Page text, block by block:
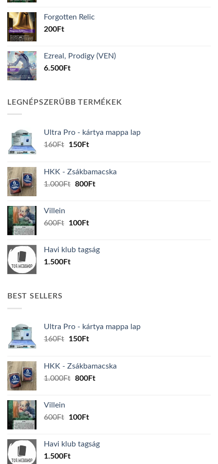
200Ft.16Ft.
Forgotten Relic
200Ft
Ezreal, Prodigy (VEN)
6.500Ft
LEGNÉPSZERŰBB TERMÉKEK
Ultra Pro - kártya mappa lap
160Ft
Original
160Ft.
150FtCurrent
150Ft.
HKK - Zsákbamacska
1.000Ft Original
800FtCurrent
Villein
600Ft
Original
600Ft.
100FtCurrent
100Ft.
Havi klub tagság
1.500Ft
BEST SELLERS
Ultra Pro - kártya mappa lap
160Ft
Original
160Ft.
150FtCurrent
150Ft.
HKK - Zsákbamacska
1.000Ft Original
800FtCurrent
Villein
600Ft
Original
600Ft.
100FtCurrent
100Ft.
Havi klub tagság
1.500Ft